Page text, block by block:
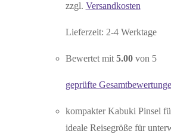
zzgl. Versandkosten
Lieferzeit: 2-4 Werktage
Bewertet mit 5.00von 5
geprüfte
kompakter Kabuki Pinsel
ideale Reisegröße für